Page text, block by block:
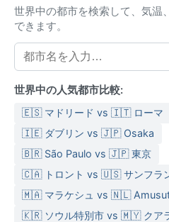
10℃以下になることも珍しく
みは厳しい。年間を通じて降
ら春先にかけてわずかな雨や
の綿素材、冬は厚手のダウン
須で、紫外線対策も忘れずに。
最も快適な旅行時期は、春（
10月）で、気温が穏やかで晴
気象現象としては、冬の寒波
風による砂塵が挙げられる。
響はほとんどなく、年間を通
め、天候に左右されずに歴史
世界中の都市を検索して、気温
できます。
世界中の人気都市比較:
🇪🇸 マドリード vs 🇮🇹 ローマ
🇮🇪 ダブリン vs 🇯🇵 Osaka
🇧🇷 São Paulo vs 🇯🇵 東京
🇨🇦 トロント vs 🇺🇸 サンフラ
🇲🇦 マラケシュ vs 🇳🇱
🇰🇷 ソウル特別市 vs 🇲🇾 クア